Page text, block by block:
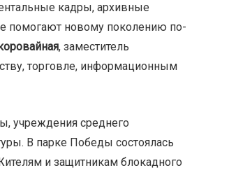
кадры, архивные
помогают новому поколению по-
, заместитель
торговле, информационным
учреждения среднего
В парке Победы состоялась
и защитникам блокадного